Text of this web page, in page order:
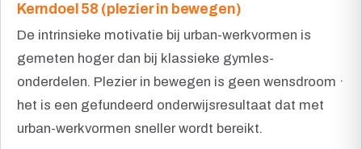
Kerndoel 58 (plezier in bewegen)
De intrinsieke motivatie bij urban-werkvormen is
gemeten hoger dan bij klassieke gymles-
onderdelen. Plezier in bewegen is geen wensdroom ·
het is een gefundeerd onderwijsresultaat dat met
urban-werkvormen sneller wordt bereikt.